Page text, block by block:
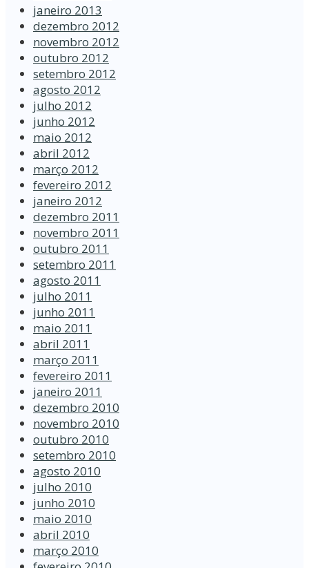
janeiro 2013
dezembro 2012
novembro 2012
outubro 2012
setembro 2012
agosto 2012
julho 2012
junho 2012
maio 2012
abril 2012
março 2012
fevereiro 2012
janeiro 2012
dezembro 2011
novembro 2011
outubro 2011
setembro 2011
agosto 2011
julho 2011
junho 2011
maio 2011
abril 2011
março 2011
fevereiro 2011
janeiro 2011
dezembro 2010
novembro 2010
outubro 2010
setembro 2010
agosto 2010
julho 2010
junho 2010
maio 2010
abril 2010
março 2010